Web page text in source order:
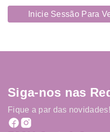
Inicie Sessão Para
Siga-nos nas
Fique a par das novidades!